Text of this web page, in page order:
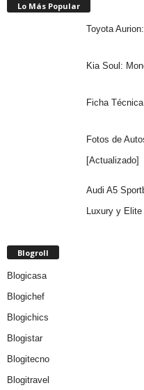
Lo Más Popular
Toyota
Kia Soul:
Ficha
Fotos de
[Actualizado]
Audi A5
Luxury y Elite
Blogroll
Blogicasa
Blogichef
Blogichics
Blogistar
Blogitecno
Blogitravel